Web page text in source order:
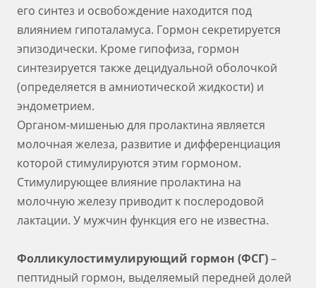
его синтез и освобождение находится под
влиянием гипоталамуса. Гормон секретируется
эпизодически. Кроме гипофиза, гормон
синтезируется также децидуальной оболочкой
(определяется в амниотической жидкости) и
эндометрием.
Органом-мишенью для пролактина является
молочная железа, развитие и дифференциация
которой стимулируются этим гормоном.
Стимулирующее влияние пролактина на
молочную железу приводит к послеродовой
лактации. У мужчин функция его не известна.
Фолликулостимулирующий гормон (ФСГ)–
пептидный гормон, выделяемый передней долей